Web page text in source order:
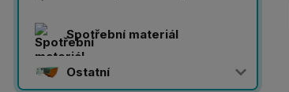
Spotřební materiál
Ostatní